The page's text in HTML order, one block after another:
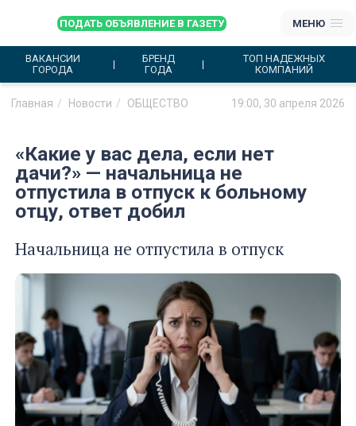
ПОДАТЬ ОБЪЯВЛЕНИЕ В ГАЗЕТУ МЕНЮ
ВАКАНСИИ
ГОРОДА
БРЕНД
ГОДА
ТОП НАДЕЖНЫХ
КОМПАНИЙ
Главная Новости ОБЩЕСТВО 19:00, 30 апреля 2026
«Какие у вас дела, если нет
дачи?» — начальница не
отпустила в отпуск к больному
отцу, ответ добил
Начальница не отпустила в отпуск